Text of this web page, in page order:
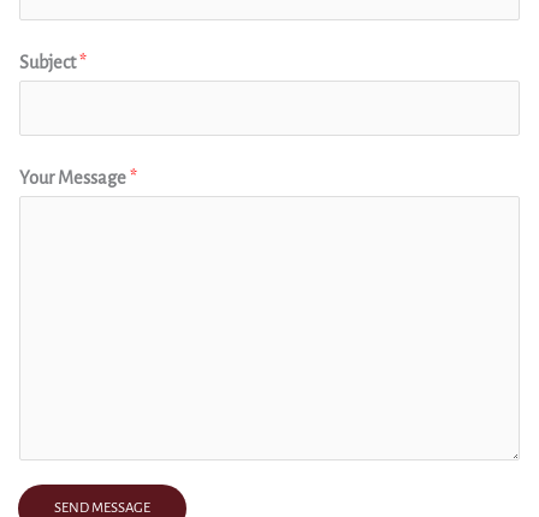
Subject*
Your Message*
SEND MESSAGE